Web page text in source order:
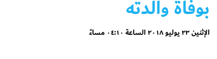
بوفاة والدته
الإثنين ٢٣ يوليو ٢٠١٨ الساعة ٠٤:١٠ مساءً